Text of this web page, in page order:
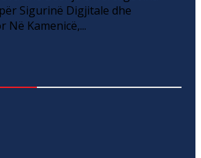
Sigurinë Digjitale dhe
Në Kamenicë,...